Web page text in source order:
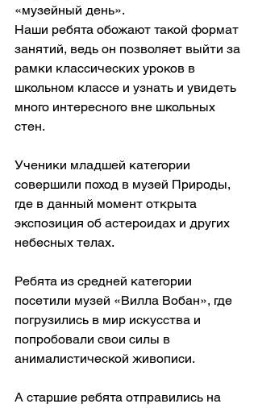
«музейный день».
Наши ребята обожают такой формат
занятий, ведь он позволяет выйти за
рамки классических уроков в
школьном классе и узнать и увидеть
много интересного вне школьных
стен.
Ученики младшей категории
совершили поход в музей Природы,
где в данный момент открыта
экспозиция об астероидах и других
небесных телах.
Ребята из средней категории
посетили музей «Вилла Вобан», где
погрузились в мир искусства и
попробовали свои силы в
анималистической живописи.
А старшие ребята отправились на